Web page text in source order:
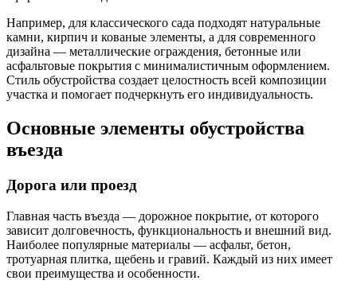
Например, для классического сада подходят натуральные
камни, кирпич и кованые элементы, а для современного
дизайна — металлические ограждения, бетонные или
асфальтовые покрытия с минималистичным оформлением.
Стиль обустройства создает целостность всей композиции
участка и помогает подчеркнуть его индивидуальность.
Основные элементы обустройства
въезда
Дорога или проезд
Главная часть въезда — дорожное покрытие, от которого
зависит долговечность, функциональность и внешний вид.
Наиболее популярные материалы — асфальт, бетон,
тротуарная плитка, щебень и гравий. Каждый из них имеет
свои преимущества и особенности.